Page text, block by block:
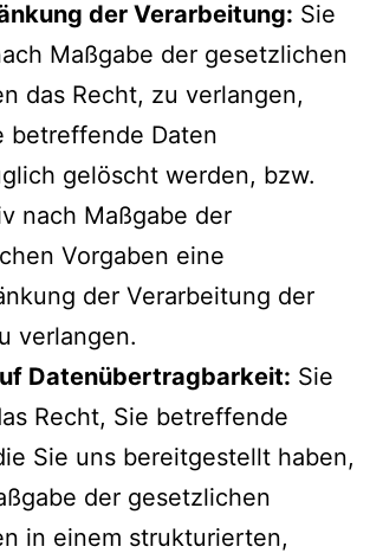
der Verarbeitung: Sie
Maßgabe der gesetzlichen
das Recht, zu verlangen,
betreffende Daten
gelöscht werden, bzw.
nach Maßgabe der
Vorgaben eine
der Verarbeitung der
verlangen.
Datenübertragbarkeit: Sie
Recht, Sie betreffende
Sie uns bereitgestellt haben,
der gesetzlichen
in einem strukturierten,